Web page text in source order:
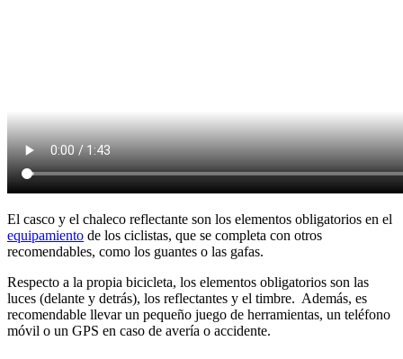
El casco y el chaleco reflectante son los elementos obligatorios en el
equipamiento de los ciclistas, que se completa con otros
recomendables, como los guantes o las gafas.
Respecto a la propia bicicleta, los elementos obligatorios son las
luces (delante y detrás), los reflectantes y el timbre. Además, es
recomendable llevar un pequeño juego de herramientas, un teléfono
móvil o un GPS en caso de avería o accidente.